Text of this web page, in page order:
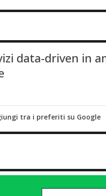
data-driven in
tra i preferiti su Google